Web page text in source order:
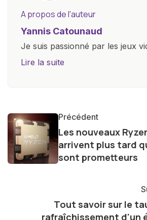
A propos de l'auteur
Yannis Catounaud
Je suis passionné par les jeux
plus jeune âge. Mon amour
et bien d'autres gadgets
d'une curiosité insatiable, j'aime
dernières tendances et
avec enthousiasme mes
l'exploration constante des
technologie me permet de
lecteurs un aperçu captivant
Lire la suite
Précédent
Les nouveaux
arrivent plus tard
sont prometteurs
Tout savoir sur le
rafraîchissement d'un